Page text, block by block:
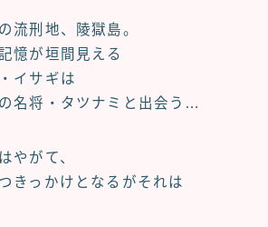
流刑地、陵獄島。
憶が垣間見える
イサギは
名将・タツナミと出会う…
やがて、
きっかけとなるがそれは